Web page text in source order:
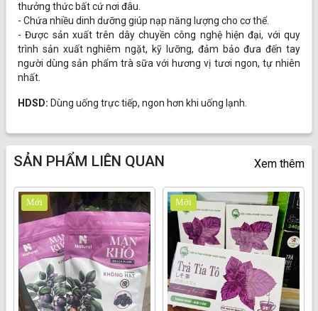
thưởng thức bất cứ nơi đâu.
- Chứa nhiều dinh dưỡng giúp nạp năng lượng cho cơ thể.
- Được sản xuất trên dây chuyền công nghệ hiện đại, với quy
trình sản xuất nghiêm ngặt, kỹ lưỡng, đảm bảo đưa đến tay
người dùng sản phẩm trà sữa với hương vị tươi ngon, tự nhiên
nhất.
HDSD: Dùng uống trực tiếp, ngon hơn khi uống lạnh.
SẢN PHẨM LIÊN QUAN Xem thêm
Mới Mới